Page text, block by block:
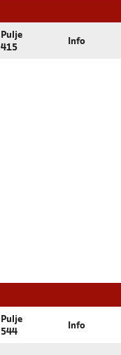
Pulje
415
Info
Pulje
544
Info